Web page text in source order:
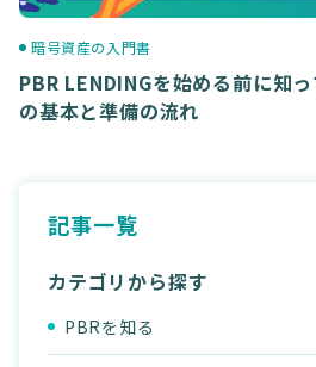
暗号資産の入門書
PBR LENDINGを始める前に知
の基本と準備の流れ
記事一覧
カテゴリから探す
PBRを知る